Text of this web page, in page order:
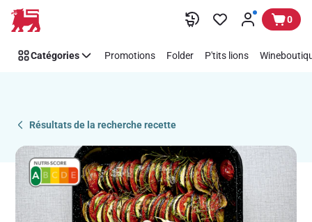
Passer
Recipe
Details
0
Catégories Promotions Folder P'tits lions
Résultats de la recherche recette